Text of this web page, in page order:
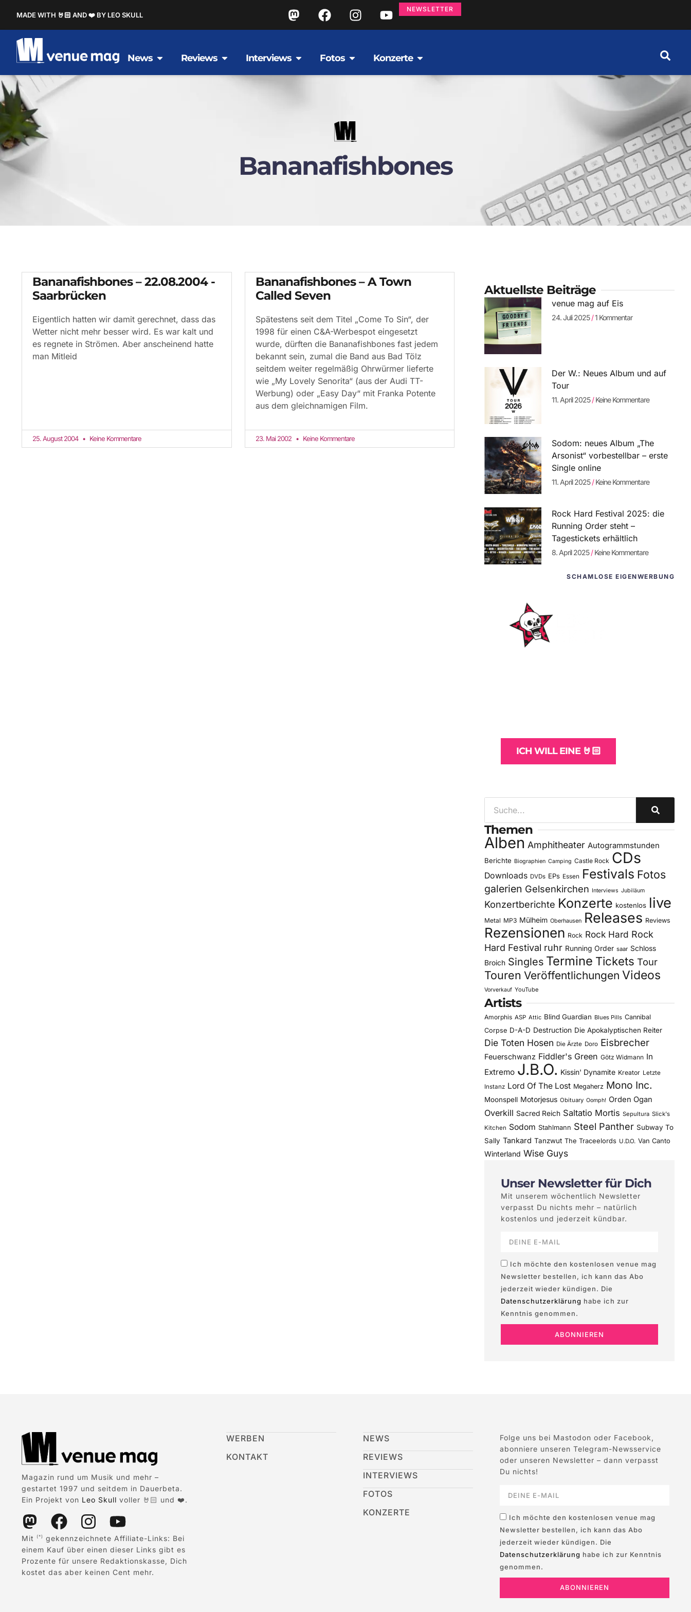
MADE WITH 🤘🏻 AND ❤️ BY LEO SKULL
NEWSLETTER
News Reviews Interviews Fotos Konzerte
Bananafishbones
Bananafishbones – 22.08.2004 -
Saarbrücken
Eigentlich hatten wir damit gerechnet, dass das
Wetter nicht mehr besser wird. Es war kalt und
es regnete in Strömen. Aber anscheinend hatte
man Mitleid
25. August 2004 Keine Kommentare
Bananafishbones – A Town
Called Seven
Spätestens seit dem Titel „Come To Sin“, der
1998 für einen C&A-Werbespot eingesetzt
wurde, dürften die Bananafishbones fast jedem
bekannt sein, zumal die Band aus Bad Tölz
seitdem weiter regelmäßig Ohrwürmer lieferte
wie „My Lovely Senorita“ (aus der Audi TT-
Werbung) oder „Easy Day“ mit Franka Potente
aus dem gleichnamigen Film.
23. Mai 2002 Keine Kommentare
Aktuellste Beiträge
venue mag auf Eis
24. Juli 2025 1 Kommentar
Der W.: Neues Album und auf
Tour
11. April 2025 Keine Kommentare
Sodom: neues Album „The
Arsonist“ vorbestellbar – erste
Single online
11. April 2025 Keine Kommentare
Rock Hard Festival 2025: die
Running Order steht –
Tagestickets erhältlich
8. April 2025 Keine Kommentare
SCHAMLOSE EIGENWERBUNG
ICH WILL EINE 🤘🏻
Themen
Alben Amphitheater Autogrammstunden
Berichte Biographien Camping Castle Rock CDs
Downloads DVDs EPs Essen Festivals Fotos
galerien Gelsenkirchen Interviews Jubiläum
Konzertberichte Konzerte kostenlos live
Metal MP3 Mülheim Oberhausen Releases Reviews
Rezensionen Rock Rock Hard Rock
Hard Festival ruhr Running Order saar Schloss
Broich Singles Termine Tickets Tour
Touren Veröffentlichungen Videos
Vorverkauf YouTube
Artists
Amorphis ASP Attic Blind Guardian Blues Pills Cannibal
Corpse D-A-D Destruction Die Apokalyptischen Reiter
Die Toten Hosen Die Ärzte Doro Eisbrecher
Feuerschwanz Fiddler's Green Götz Widmann In
Extremo J.B.O. Kissin' Dynamite Kreator Letzte
Instanz Lord Of The Lost Megaherz Mono Inc.
Moonspell Motorjesus Obituary Oomph! Orden Ogan
Overkill Sacred Reich Saltatio Mortis Sepultura Slick's
Kitchen Sodom Stahlmann Steel Panther Subway To
Sally Tankard Tanzwut The Traceelords U.D.O. Van Canto
Winterland Wise Guys
Unser Newsletter für Dich
Mit unserem wöchentlich Newsletter
verpasst Du nichts mehr – natürlich
kostenlos und jederzeit kündbar.
Ich möchte den kostenlosen venue mag
Newsletter bestellen, ich kann das Abo
jederzeit wieder kündigen. Die
Datenschutzerklärung habe ich zur
Kenntnis genommen.
ABONNIEREN
Magazin rund um Musik und mehr –
gestartet 1997 und seitdem in Dauerbeta.
Ein Projekt von Leo Skull voller 🤘🏻 und ❤️.
Mit (*)
gekennzeichnete Affiliate-Links: Bei
einem Kauf über einen dieser Links gibt es
Prozente für unsere Redaktionskasse, Dich
kostet das aber keinen Cent mehr.
WERBEN
KONTAKT
NEWS
REVIEWS
INTERVIEWS
FOTOS
KONZERTE
Folge uns bei Mastodon oder Facebook,
abonniere unseren Telegram-Newsservice
oder unseren Newsletter – dann verpasst
Du nichts!
Ich möchte den kostenlosen venue mag
Newsletter bestellen, ich kann das Abo
jederzeit wieder kündigen. Die
Datenschutzerklärung habe ich zur Kenntnis
genommen.
ABONNIEREN